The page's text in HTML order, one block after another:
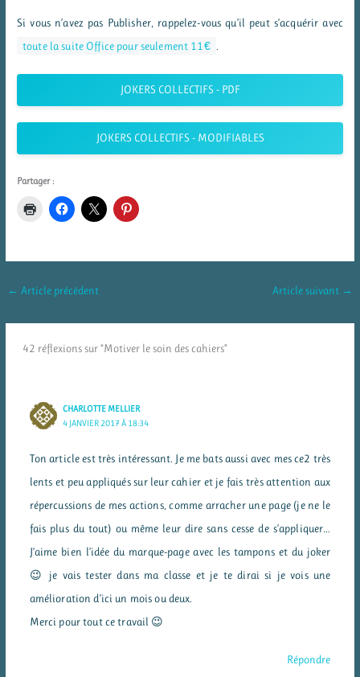
Si vous n’avez pas Publisher, rappelez-vous qu’il peut s’acquérir avec
toute la suite Office pour seulement 11€ .
JOKERS COLLECTIFS - PDF
JOKERS COLLECTIFS - MODIFIABLES
Partager :
← Article précédent Article suivant →
42 réflexions sur “Motiver le soin des cahiers”
CHARLOTTE MELLIER
4 JANVIER 2017 À 18:34
Ton article est très intéressant. Je me bats aussi avec mes ce2 très
lents et peu appliqués sur leur cahier et je fais très attention aux
répercussions de mes actions, comme arracher une page (je ne le
fais plus du tout) ou même leur dire sans cesse de s’appliquer…
J’aime bien l’idée du marque-page avec les tampons et du joker
😉 je vais tester dans ma classe et je te dirai si je vois une
amélioration d’ici un mois ou deux.
Merci pour tout ce travail 😉
Répondre